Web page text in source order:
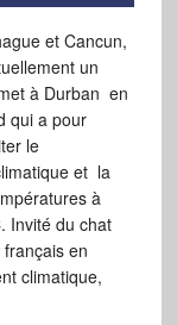
et Cancun,
un
à Durban en
qui a pour
le
et la
à
Invité du chat
en
climatique,